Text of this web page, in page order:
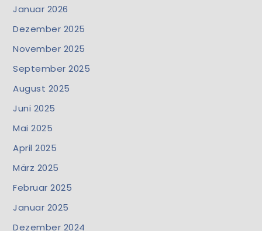
Januar 2026
Dezember 2025
November 2025
September 2025
August 2025
Juni 2025
Mai 2025
April 2025
März 2025
Februar 2025
Januar 2025
Dezember 2024